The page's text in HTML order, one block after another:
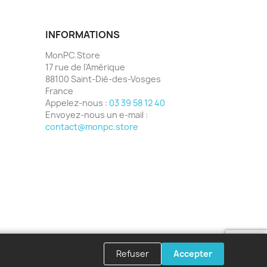
INFORMATIONS
MonPC.Store
17 rue de l'Amérique
88100 Saint-Dié-des-Vosges
France
Appelez-nous : 03 39 58 12 40
Envoyez-nous un e-mail :
contact@monpc.store
Refuser Accepter